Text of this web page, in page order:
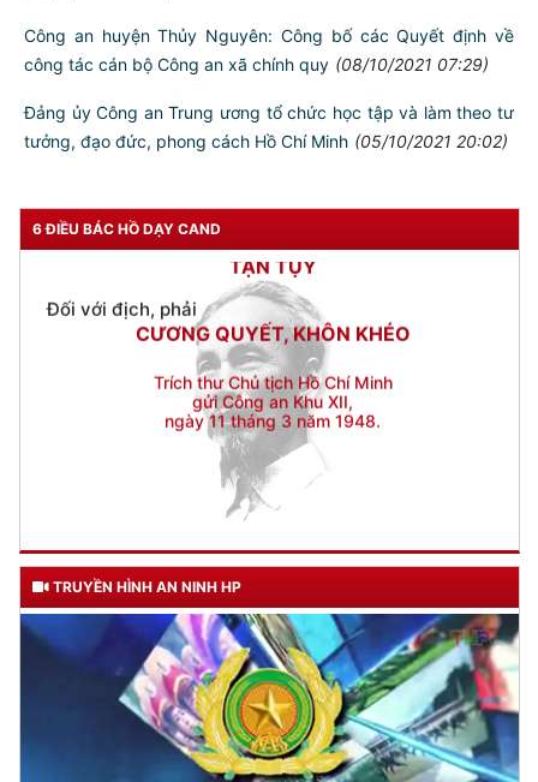
Công an huyện Thủy Nguyên: Công bố các Quyết định về
công tác cán bộ Công an xã chính quy (08/10/2021 07:29)
Đảng ủy Công an Trung ương tổ chức học tập và làm theo tư
tưởng, đạo đức, phong cách Hồ Chí Minh (05/10/2021 20:02)
6 ĐIỀU BÁC HỒ DẠY CAND
Đối với chính phủ, phải
TUYỆT ĐỐI TRUNG THÀNH
Đối với nhân dân, phải
KÍNH TRỌNG LỄ PHÉP
TẬN TỤY
Đối với địch, phải
CƯƠNG QUYẾT, KHÔN KHÉO
Trích thư Chủ tịch Hồ Chí Minh
gửi Công an Khu XII,
ngày 11 tháng 3 năm 1948.
TRUYỀN HÌNH AN NINH HP